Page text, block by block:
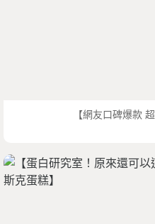
【網友口碑爆款